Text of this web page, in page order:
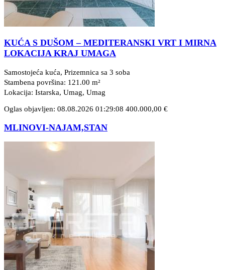
KUĆA S DUŠOM – MEDITERANSKI VRT I MIRNA
LOKACIJA KRAJ UMAGA
Samostojeća kuća, Prizemnica sa 3 soba
Stambena površina: 121.00 m²
Lokacija: Istarska, Umag, Umag
Oglas objavljen: 08.08.2026 01:29:08 400.000,00 €
MLINOVI-NAJAM,STAN